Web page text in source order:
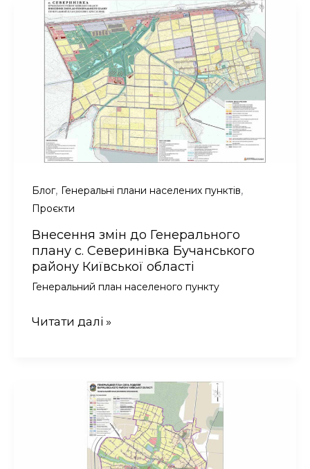
Пустоварівське
Київської
області
Блог, Генеральні плани населених пунктів,
Проєкти
Внесення змін до Генерального
плану с. Северинівка Бучанського
району Київської області
Генеральний план населеного пункту
Внесення
Северинівка
Бучанського
Читати далі »